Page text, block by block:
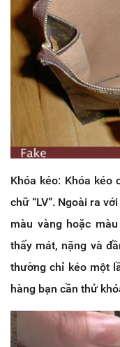
Khóa kéo: Khóa kéo
chữ “LV”. Ngoài ra
màu vàng hoặc
thấy mát, nặng và
thường chỉ kéo một
hàng bạn cần thử